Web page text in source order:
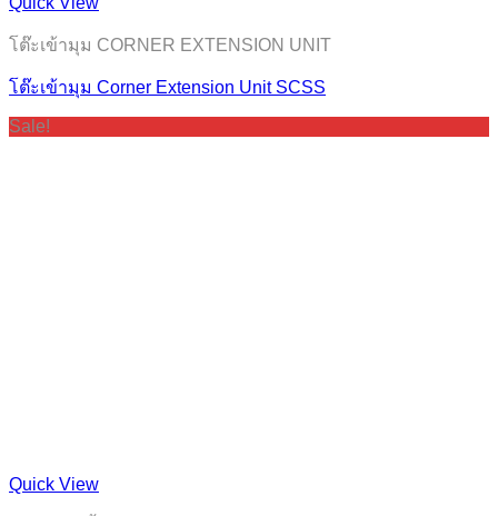
โต๊ะเข้ามุม CORNER EXTENSION UNIT
โต๊ะเข้ามุม Corner Extension Unit SCSS
Sale!
Quick View